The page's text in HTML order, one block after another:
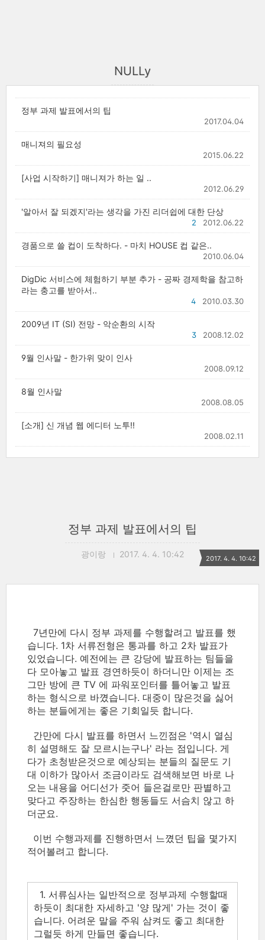
NULLy
정부 과제 발표에서의 팁
2017.04.04
매니져의 필요성
2015.06.22
[사업 시작하기] 매니져가 하는 일 ..
2012.06.29
'알아서 잘 되겠지'라는 생각을 가진 리더쉽에 대한 단상
2012.06.22
2
경품으로 쓸 컵이 도착하다. - 마치 HOUSE 컵 같은..
2010.06.04
DigDic 서비스에 체험하기 부분 추가 - 공짜 경제학을 참고하
라는 충고를 받아서..
2010.03.30
4
2009년 IT (SI) 전망 - 악순환의 시작
2008.12.02
3
9월 인사말 - 한가위 맞이 인사
2008.09.12
8월 인사말
2008.08.05
[소개] 신 개념 웹 에디터 노투!!
2008.02.11
정부 과제 발표에서의 팁
광이랑 2017. 4. 4. 10:42 2017. 4. 4. 10:42
7년만에 다시 정부 과제를 수행할려고 발표를 했
습니다. 1차 서류전형은 통과를 하고 2차 발표가
있었습니다. 예전에는 큰 강당에 발표하는 팀들을
다 모아놓고 발표 경연하듯이 하더니만 이제는 조
그만 방에 큰 TV 에 파워포인터를 틀어놓고 발표
하는 형식으로 바꼈습니다. 대중이 많은것을 싫어
하는 분들에게는 좋은 기회일듯 합니다.
간만에 다시 발표를 하면서 느낀점은 '역시 열심
히 설명해도 잘 모르시는구나' 라는 점입니다. 게
다가 초청받은것으로 예상되는 분들의 질문도 기
대 이하가 많아서 조금이라도 검색해보면 바로 나
오는 내용을 어디선가 줏어 들은걸로만 판별하고
맞다고 주장하는 한심한 행동들도 서슴치 않고 하
더군요.
이번 수행과제를 진행하면서 느꼈던 팁을 몇가지
적어볼려고 합니다.
1. 서류심사는 일반적으로 정부과제 수행할때
하듯이 최대한 자세하고 '양 많게' 가는 것이 좋
습니다. 어려운 말을 주워 삼켜도 좋고 최대한
그럴듯 하게 만들면 좋습니다.